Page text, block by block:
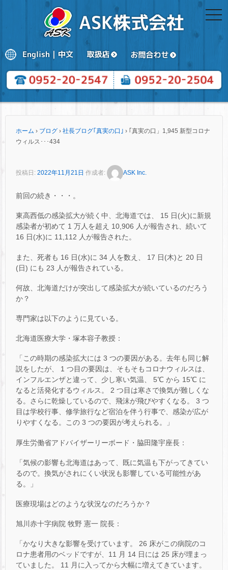
ホーム › ブログ › 社長ブログ｢真実の口｣ › ｢真実の口」1,945 新型コロナ
ウィルス･･･434
投稿日: 2022年11月21日 作成者: ASK Inc.
前回の続き・・・。
東高西低の感染拡大が続く中、北海道では、 15 日(火)に新規
感染者が初めて 1 万人を超え 10,906 人が報告され、続いて
16 日(水)に 11,112 人が報告された。
また、死者も 16 日(水)に 34 人を数え、 17 日(木)と 20 日
(日) にも 23 人が報告されている。
何故、北海道だけが突出して感染拡大が続いているのだろう
か？
専門家は以下のように見ている。
北海道医療大学・塚本容子教授：
「この時期の感染拡大には 3 つの要因がある。去年も同じ解
説をしたが、 1 つ目の要因は、そもそもコロナウィルスは、
インフルエンザと違って、少し寒い気温、 5℃ から 15℃ に
なると活発化するウィルス。 2 つ目は寒さで換気が難しくな
る。さらに乾燥しているので、飛沫が飛びやすくなる。 3 つ
目は学校行事、修学旅行など宿泊を伴う行事で、感染が広が
りやすくなる。この 3 つの要因が考えられる。」
厚生労働省アドバイザーリーボード・脇田隆宇座長：
「気候の影響も北海道はあって、既に気温も下がってきてい
るので。換気がされにくい状況も影響している可能性があ
る。」
医療現場はどのような状況なのだろうか？
旭川赤十字病院 牧野 憲一 院長：
「かなり大きな影響を受けています。 26 床がこの病院のコ
ロナ患者用のベッドですが、11 月 14 日には 25 床が埋まっ
ていました。 11 月に入ってから大幅に増えてきています。